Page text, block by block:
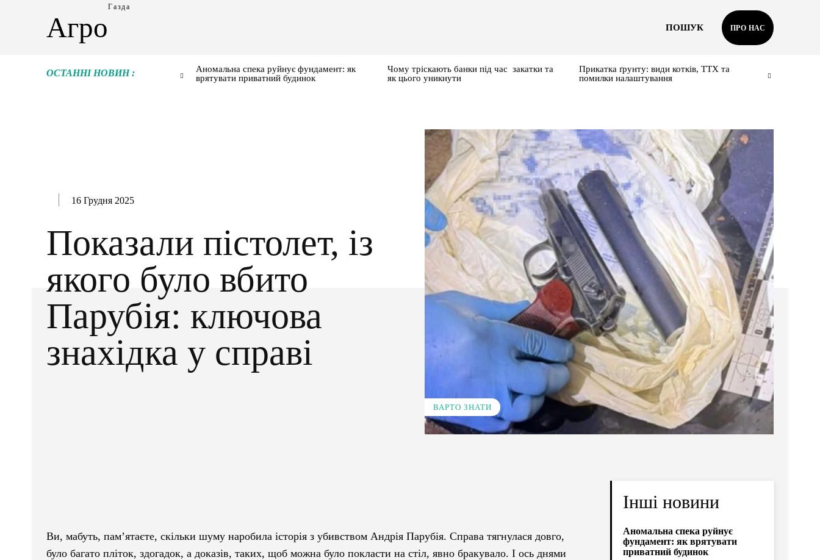
Агро
Газда
ПОШУК ПРО НАС
ОСТАННІ НОВИН :
Аномальна спека руйнує фундамент: як
врятувати приватний будинок
Чому тріскають банки під час закатки та
як цього уникнути
Прикатка ґрунту: види котків, ТТХ та
помилки налаштування
16 Грудня 2025
Показали пістолет, із
якого було вбито
Парубія: ключова
знахідка у справі
ВАРТО ЗНАТИ
Ви, мабуть, пам’ятаєте, скільки шуму наробила історія з убивством Андрія Парубія. Справа тягнулася довго,
було багато пліток, здогадок, а доказів, таких, щоб можна було покласти на стіл, явно бракувало. І ось днями
Інші новини
Аномальна спека руйнує
фундамент: як врятувати
приватний будинок